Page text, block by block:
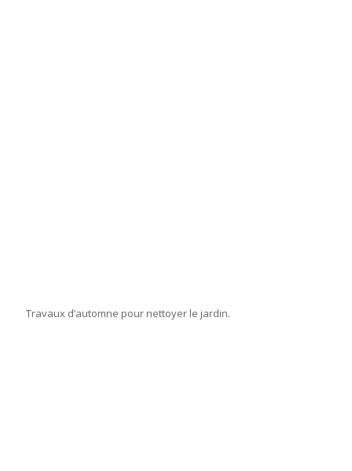
Travaux d’automne pour nettoyer le jardin.